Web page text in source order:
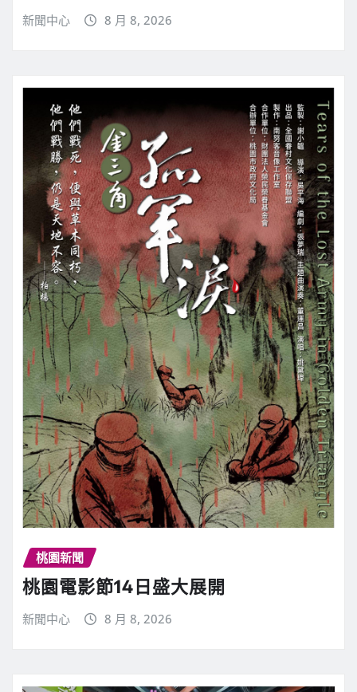
新聞中心 8 月 8, 2026
桃園新聞
桃園電影節14日盛大展開
新聞中心 8 月 8, 2026